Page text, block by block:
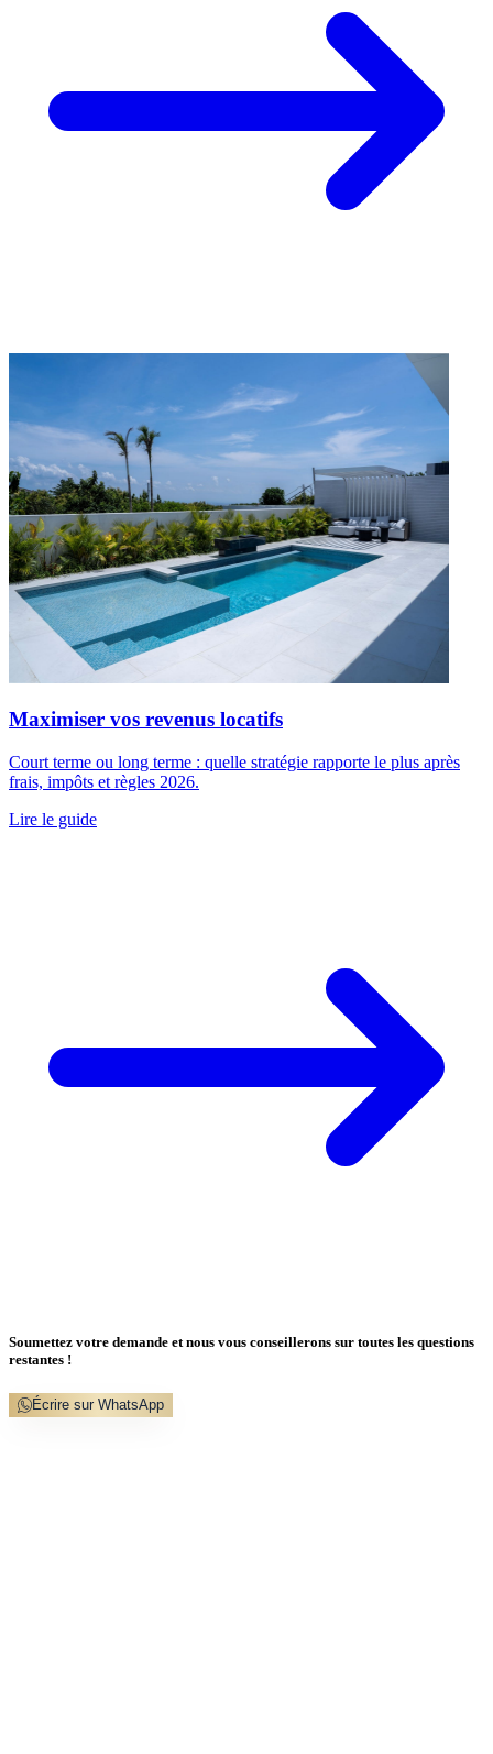
Maximiser vos revenus locatifs
Court terme ou long terme : quelle stratégie rapporte le plus après
frais, impôts et règles 2026.
Lire le guide
Soumettez votre demande et nous vous conseillerons sur toutes les questions
restantes !
Écrire sur WhatsApp